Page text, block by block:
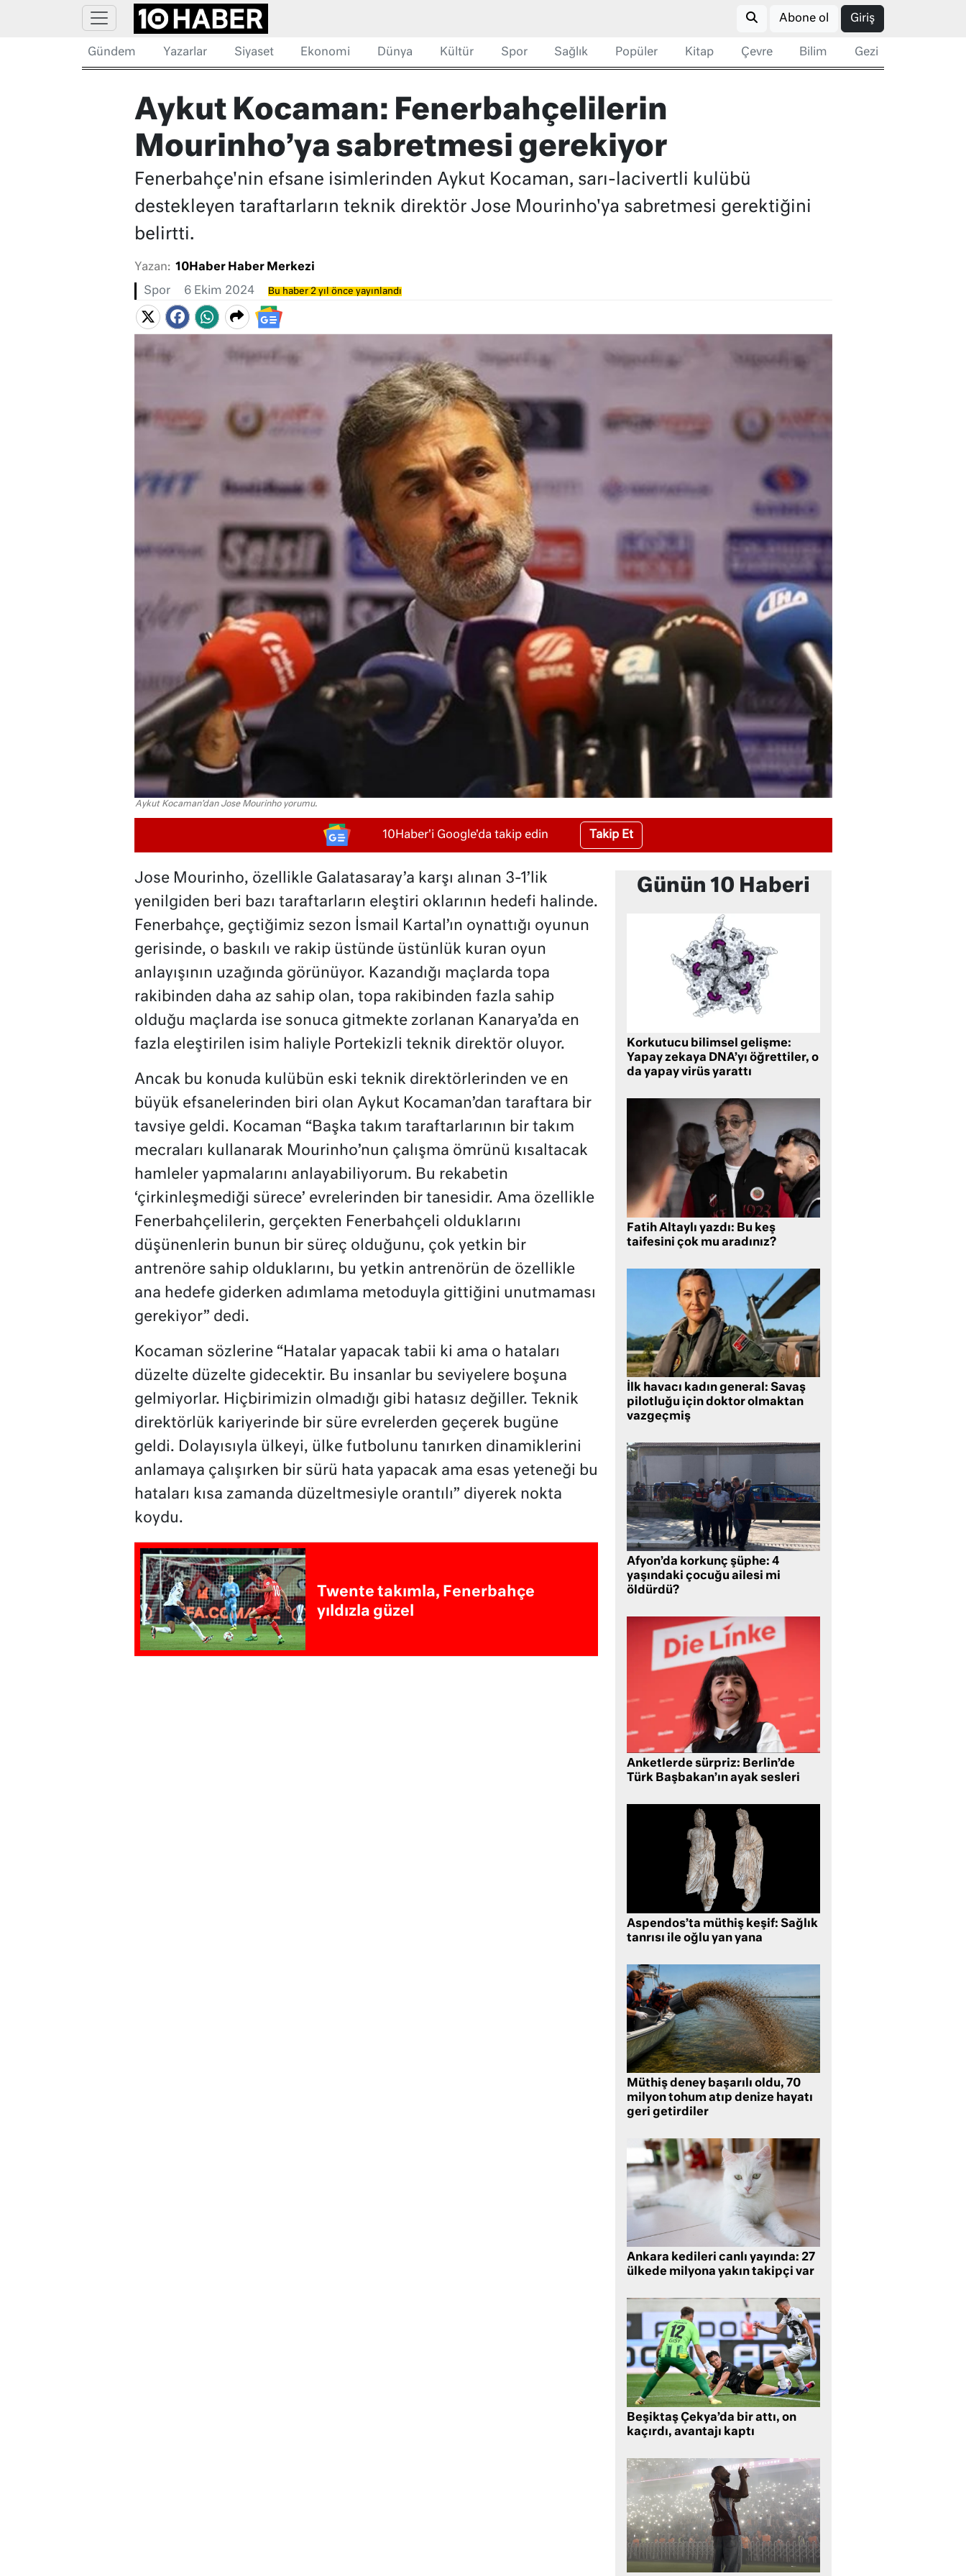
Abone ol Giriş
Gündem Yazarlar Siyaset Ekonomi Dünya Kültür Spor Sağlık Popüler Kitap Çevre Bilim Gezi
Aykut Kocaman: Fenerbahçelilerin
Mourinho’ya sabretmesi gerekiyor
Fenerbahçe'nin efsane isimlerinden Aykut Kocaman, sarı-lacivertli kulübü
destekleyen taraftarların teknik direktör Jose Mourinho'ya sabretmesi gerektiğini
belirtti.
Yazan: 10Haber Haber Merkezi
Spor 6 Ekim 2024 Bu haber 2 yıl önce yayınlandı
Aykut Kocaman'dan Jose Mourinho yorumu.
10Haber'i Google'da takip edin Takip Et
Jose Mourinho, özellikle Galatasaray’a karşı alınan 3-1’lik
yenilgiden beri bazı taraftarların eleştiri oklarının hedefi halinde.
Fenerbahçe, geçtiğimiz sezon İsmail Kartal’ın oynattığı oyunun
gerisinde, o baskılı ve rakip üstünde üstünlük kuran oyun
anlayışının uzağında görünüyor. Kazandığı maçlarda topa
rakibinden daha az sahip olan, topa rakibinden fazla sahip
olduğu maçlarda ise sonuca gitmekte zorlanan Kanarya’da en
fazla eleştirilen isim haliyle Portekizli teknik direktör oluyor.
Ancak bu konuda kulübün eski teknik direktörlerinden ve en
büyük efsanelerinden biri olan Aykut Kocaman’dan taraftara bir
tavsiye geldi. Kocaman “Başka takım taraftarlarının bir takım
mecraları kullanarak Mourinho’nun çalışma ömrünü kısaltacak
hamleler yapmalarını anlayabiliyorum. Bu rekabetin
‘çirkinleşmediği sürece’ evrelerinden bir tanesidir. Ama özellikle
Fenerbahçelilerin, gerçekten Fenerbahçeli olduklarını
düşünenlerin bunun bir süreç olduğunu, çok yetkin bir
antrenöre sahip olduklarını, bu yetkin antrenörün de özellikle
ana hedefe giderken adımlama metoduyla gittiğini unutmaması
gerekiyor” dedi.
Kocaman sözlerine “Hatalar yapacak tabii ki ama o hataları
düzelte düzelte gidecektir. Bu insanlar bu seviyelere boşuna
gelmiyorlar. Hiçbirimizin olmadığı gibi hatasız değiller. Teknik
direktörlük kariyerinde bir süre evrelerden geçerek bugüne
geldi. Dolayısıyla ülkeyi, ülke futbolunu tanırken dinamiklerini
anlamaya çalışırken bir sürü hata yapacak ama esas yeteneği bu
hataları kısa zamanda düzeltmesiyle orantılı” diyerek nokta
koydu.
Twente takımla, Fenerbahçe
yıldızla güzel
Günün 10 Haberi
Korkutucu bilimsel gelişme:
Yapay zekaya DNA’yı öğrettiler, o
da yapay virüs yarattı
Fatih Altaylı yazdı: Bu keş
taifesini çok mu aradınız?
İlk havacı kadın general: Savaş
pilotluğu için doktor olmaktan
vazgeçmiş
Afyon’da korkunç şüphe: 4
yaşındaki çocuğu ailesi mi
öldürdü?
Anketlerde sürpriz: Berlin’de
Türk Başbakan’ın ayak sesleri
Aspendos’ta müthiş keşif: Sağlık
tanrısı ile oğlu yan yana
Müthiş deney başarılı oldu, 70
milyon tohum atıp denize hayatı
geri getirdiler
Ankara kedileri canlı yayında: 27
ülkede milyona yakın takipçi var
Beşiktaş Çekya’da bir attı, on
kaçırdı, avantajı kaptı